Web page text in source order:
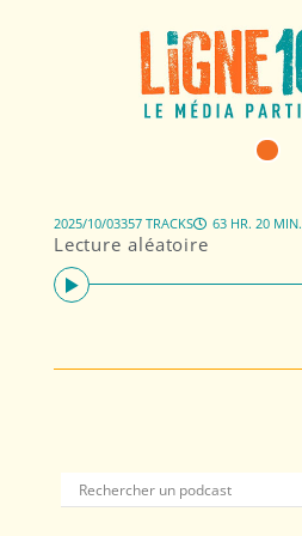
Lecture aléatoire
2025/10/03357 TRACKS 63 HR. 20 MIN.